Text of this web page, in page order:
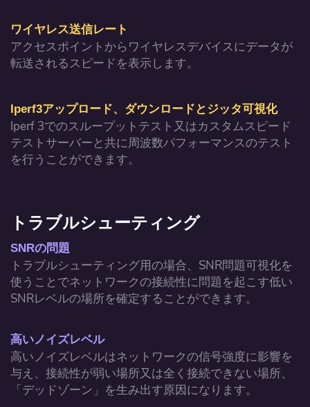
ワイヤレス送信レート
アクセスポイントからワイヤレスデバイスにデータが
転送されるスピードを表示します。
Iperf3アップロード、ダウンロードとジッタ可視化
Iperf 3でのスループットテスト又はカスタムスピード
テストサーバーと共に周波数パフォーマンスのテスト
を行うことができます。
トラブルシューティング
SNRの問題
トラブルシューティング用の場合、SNR問題可視化を
使うことでネットワークの接続性に問題を起こす低い
SNRレベルの場所を確定することができます。
高いノイズレベル
高いノイズレベルはネットワークの信号強度に影響を
与え、接続性が弱い場所又は全く接続できない場所、
「デッドゾーン」を生み出す原因になります。